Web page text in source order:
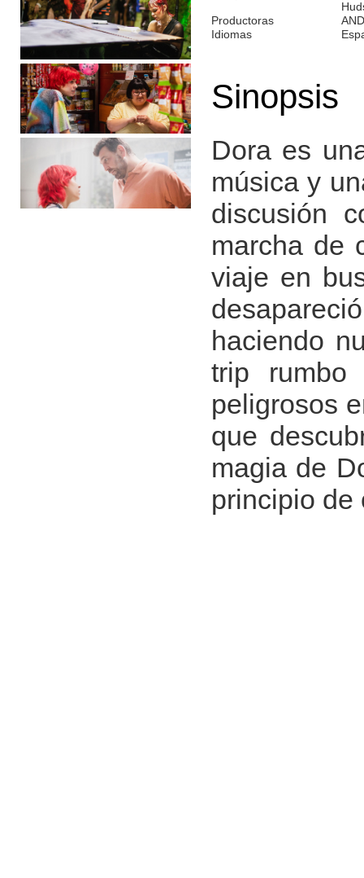
Productoras
Idiomas
Sinopsis
Dora es
música y
discusión
marcha de
viaje en
haciendo
trip rumbo
peligrosos
que
magia de
principio de